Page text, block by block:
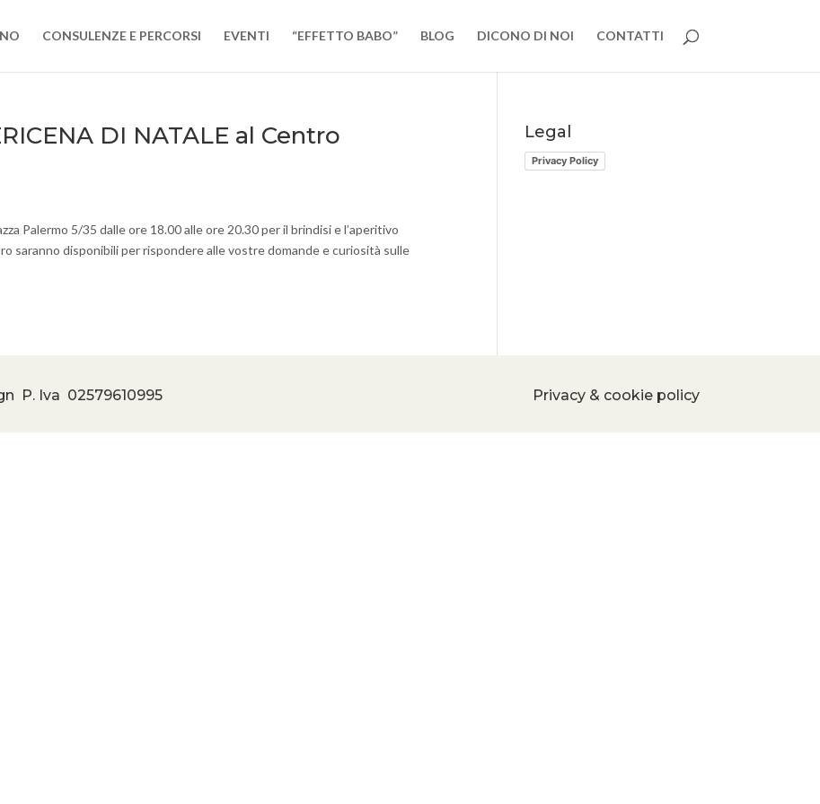
CONSULENZE E PERCORSI EVENTI “EFFETTO BABO” BLOG DICONO DI NOI CONTATTI
DI NATALE al Centro
Palermo 5/35 dalle ore 18.00 alle ore 20.30 per il brindisi e l’aperitivo
saranno disponibili per rispondere alle vostre domande e curiosità sulle
Legal
Privacy Policy
P. Iva 02579610995 Privacy & cookie policy